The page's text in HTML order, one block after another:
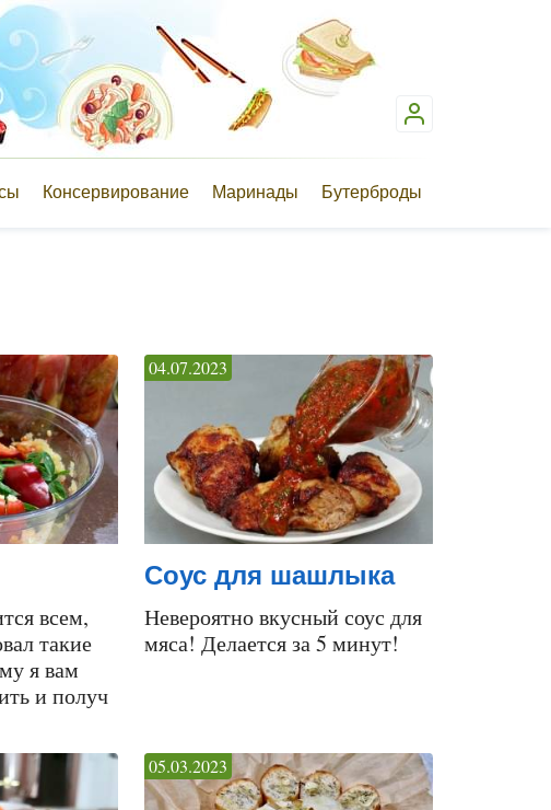
Консервирование Маринады Бутерброды
всем,
такие
я вам
и получ
Соус для шашлыка
04.07.2023
Невероятно вкусный соус для
мяса! Делается за 5 минут!
05.03.2023